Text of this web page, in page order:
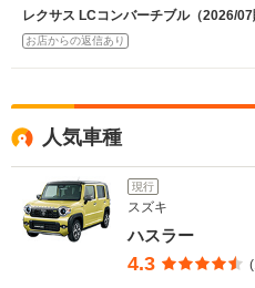
レクサス LCコンバーチブル（2026/07
お店からの返信あり
人気車種
現行
スズキ
ハスラー
4.3